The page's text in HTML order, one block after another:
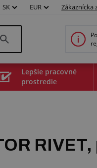
SK EUR Zákaznícka
Lepšie pracovné
prostredie